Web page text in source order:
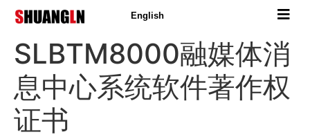
English
SLBTM8000融媒体消
息中心系统软件著作权
证书